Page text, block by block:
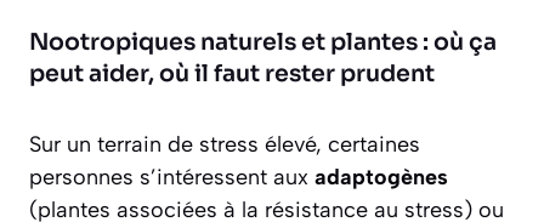
Nootropiques naturels et plantes : où ça
peut aider, où il faut rester prudent
Sur un terrain de stress élevé, certaines
personnes s’intéressent aux adaptogènes
(plantes associées à la résistance au stress) ou